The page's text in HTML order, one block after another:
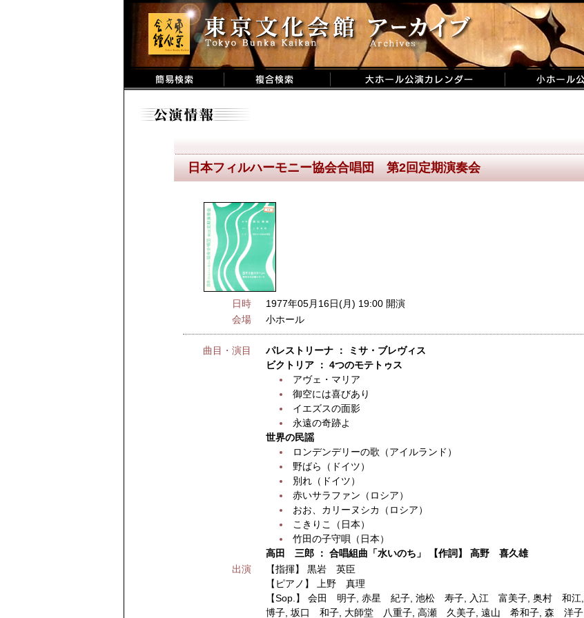
日本フィルハーモニー協会合唱団 第2回定期演奏会
日時
1977年05月16日(月) 19:00 開演
会場
小ホール
曲目・演目
パレストリーナ ： ミサ・ブレヴィス
ビクトリア ： 4つのモテトゥス
アヴェ・マリア
御空には喜びあり
イエズスの面影
永遠の奇跡よ
世界の民謡
ロンデンデリーの歌（アイルランド）
野ばら（ドイツ）
別れ（ドイツ）
赤いサラファン（ロシア）
おお、カリーヌシカ（ロシア）
こきりこ（日本）
竹田の子守唄（日本）
高田 三郎 ： 合唱組曲「水いのち」 【作詞】 高野 喜久雄
出演
【指揮】 黒岩 英臣
【ピアノ】
上野 真理
【Sop.】 会田 明子, 赤星 紀子, 池松 寿子, 入江 富美子, 奥村 和江
博子, 坂口 和子, 大師堂 八重子, 高瀬 久美子, 遠山 希和子, 森 洋子,